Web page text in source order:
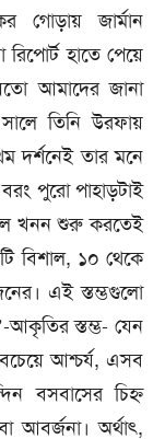
গোড়ায় জার্মান
রিপোর্ট হাতে পেয়ে
আমাদের জানা
তিনি উরফায়
দর্শনেই তার মনে
পুরো পাহাড়টাই
খনন শুরু করতেই
বিশাল, ১০ থেকে
এই স্তম্ভগুলো
আকৃতির স্তম্ভ- যেন
আশ্চর্য, এসব
বসবাসের চিহ্ন
আবর্জনা। অর্থাৎ,